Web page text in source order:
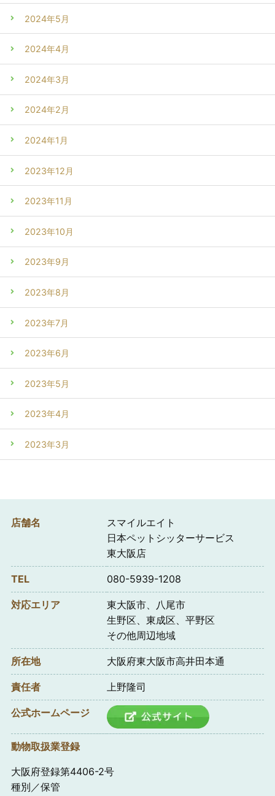
2024年5月
2024年4月
2024年3月
2024年2月
2024年1月
2023年12月
2023年11月
2023年10月
2023年9月
2023年8月
2023年7月
2023年6月
2023年5月
2023年4月
2023年3月
店舗名
スマイルエイト
日本ペットシッターサービス
東大阪店
TEL 080-5939-1208
対応エリア
東大阪市、八尾市
生野区、東成区、平野区
その他周辺地域
所在地 大阪府東大阪市高井田本通
責任者 上野隆司
公式ホームページ
動物取扱業登録
大阪府登録第4406-2号
種別／保管